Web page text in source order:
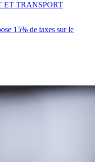
15% de taxes sur le
ET TRANSPORT